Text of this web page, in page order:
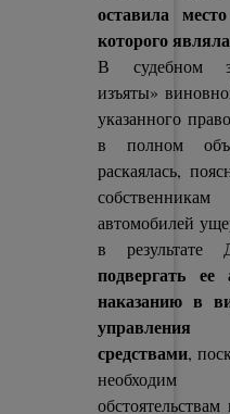
оставила
которого
В судебном
изъяты»
указанного
в полном
раскаялась,
автомобилей
в
подвергать ее
наказанию в
управления
средствами,